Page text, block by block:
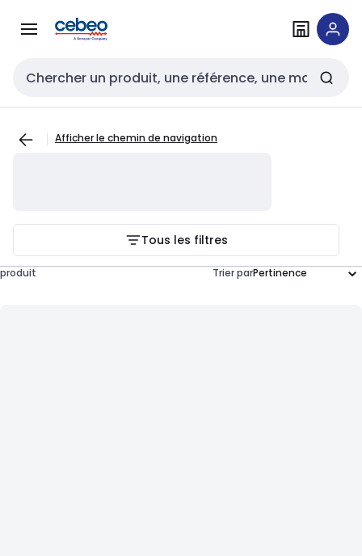
navigationau
Entrée de recherche
Afficher le chemin de navigation
Tous les filtres
produit Trier par